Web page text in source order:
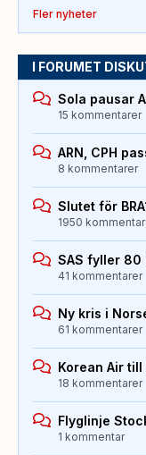
Fler nyheter
I FORUMET
Sola pausar
15 kommentarer
ARN, CPH
8 kommentarer
Slutet för
1950
SAS fyller 80
41 kommentarer
Ny kris i
61 kommentarer
Korean Air till
18 kommentarer
Flyglinje
1 kommentar